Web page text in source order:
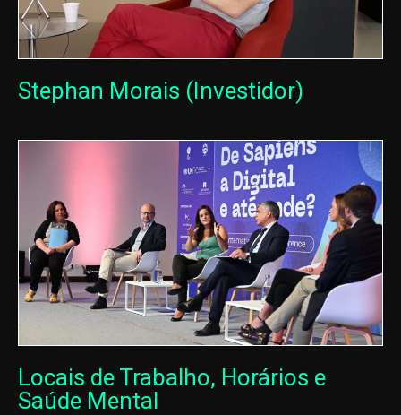
Stephan Morais (Investidor)
Locais de Trabalho, Horários e
Saúde Mental